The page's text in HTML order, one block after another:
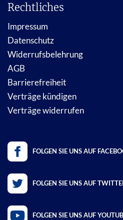
Rechtliches
Impressum
Datenschutz
Widerrufsbelehrung
AGB
Barrierefreiheit
Verträge kündigen
Verträge widerrufen
FOLGEN SIE UNS AUF
FOLGEN SIE UNS AUF
FOLGEN SIE UNS AUF